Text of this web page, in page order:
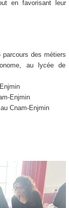
en favorisant leur
des métiers
au lycée de
Enjmin
Cnam-Enjmin